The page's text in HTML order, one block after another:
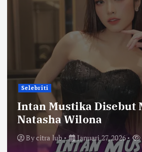
Selebriti
Intan Mustika Disebut
Natasha Wilona
Bycitra lub Januari 27, 2026